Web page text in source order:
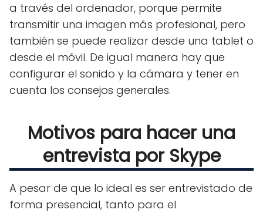
a través del ordenador, porque permite
transmitir una imagen más profesional, pero
también se puede realizar desde una tablet o
desde el móvil. De igual manera hay que
configurar el sonido y la cámara y tener en
cuenta los consejos generales.
Motivos para hacer una
entrevista por Skype
A pesar de que lo ideal es ser entrevistado de
forma presencial, tanto para el